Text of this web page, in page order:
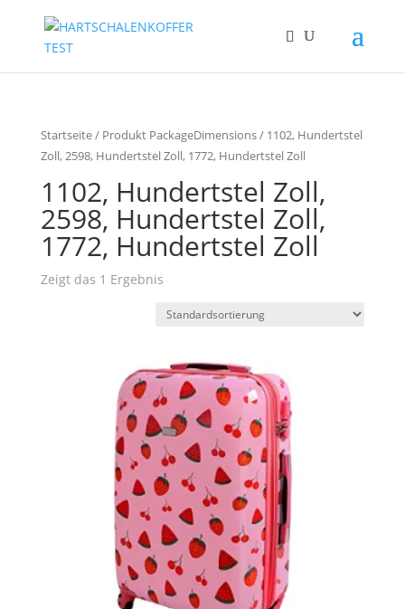
Startseite/ Produkt PackageDimensions / 1102, Hundertstel
Zoll, 2598, Hundertstel Zoll, 1772, Hundertstel Zoll
1102, Hundertstel Zoll,
2598, Hundertstel Zoll,
1772, Hundertstel Zoll
Zeigt das 1 Ergebnis